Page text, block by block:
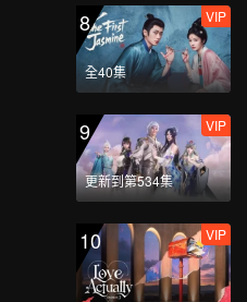
8
全40集
VIP
9
更新到第534集
VIP
10 VIP